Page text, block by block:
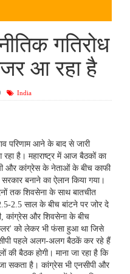
गतिरोध
आ रहा है
India
परिणाम आने के बाद से जारी
है। महाराष्ट्र में आज बैठकों का
और कांग्रेस के नेताओं के बीच काफी
बनाने का ऐलान किया गया।
तक शिवसेना के साथ बातचीत
2.5 साल के बीच बांटने पर जोर दे
कांग्रेस और शिवसेना के बीच
को लेकर भी फंसा हुआ था जिसे
पहले अलग-अलग बैठकें कर रहे हैं
की बैठक होगी। माना जा रहा है कि
सकता है। कांग्रेस भी एनसीपी और